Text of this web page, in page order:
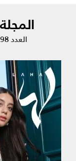
العدد 1098 | تموز 2026